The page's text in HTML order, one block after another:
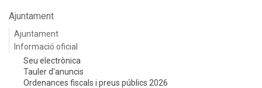
Ajuntament
Ajuntament
Informació oficial
Seu electrònica
Tauler d'anuncis
Ordenances fiscals i preus públics 2026